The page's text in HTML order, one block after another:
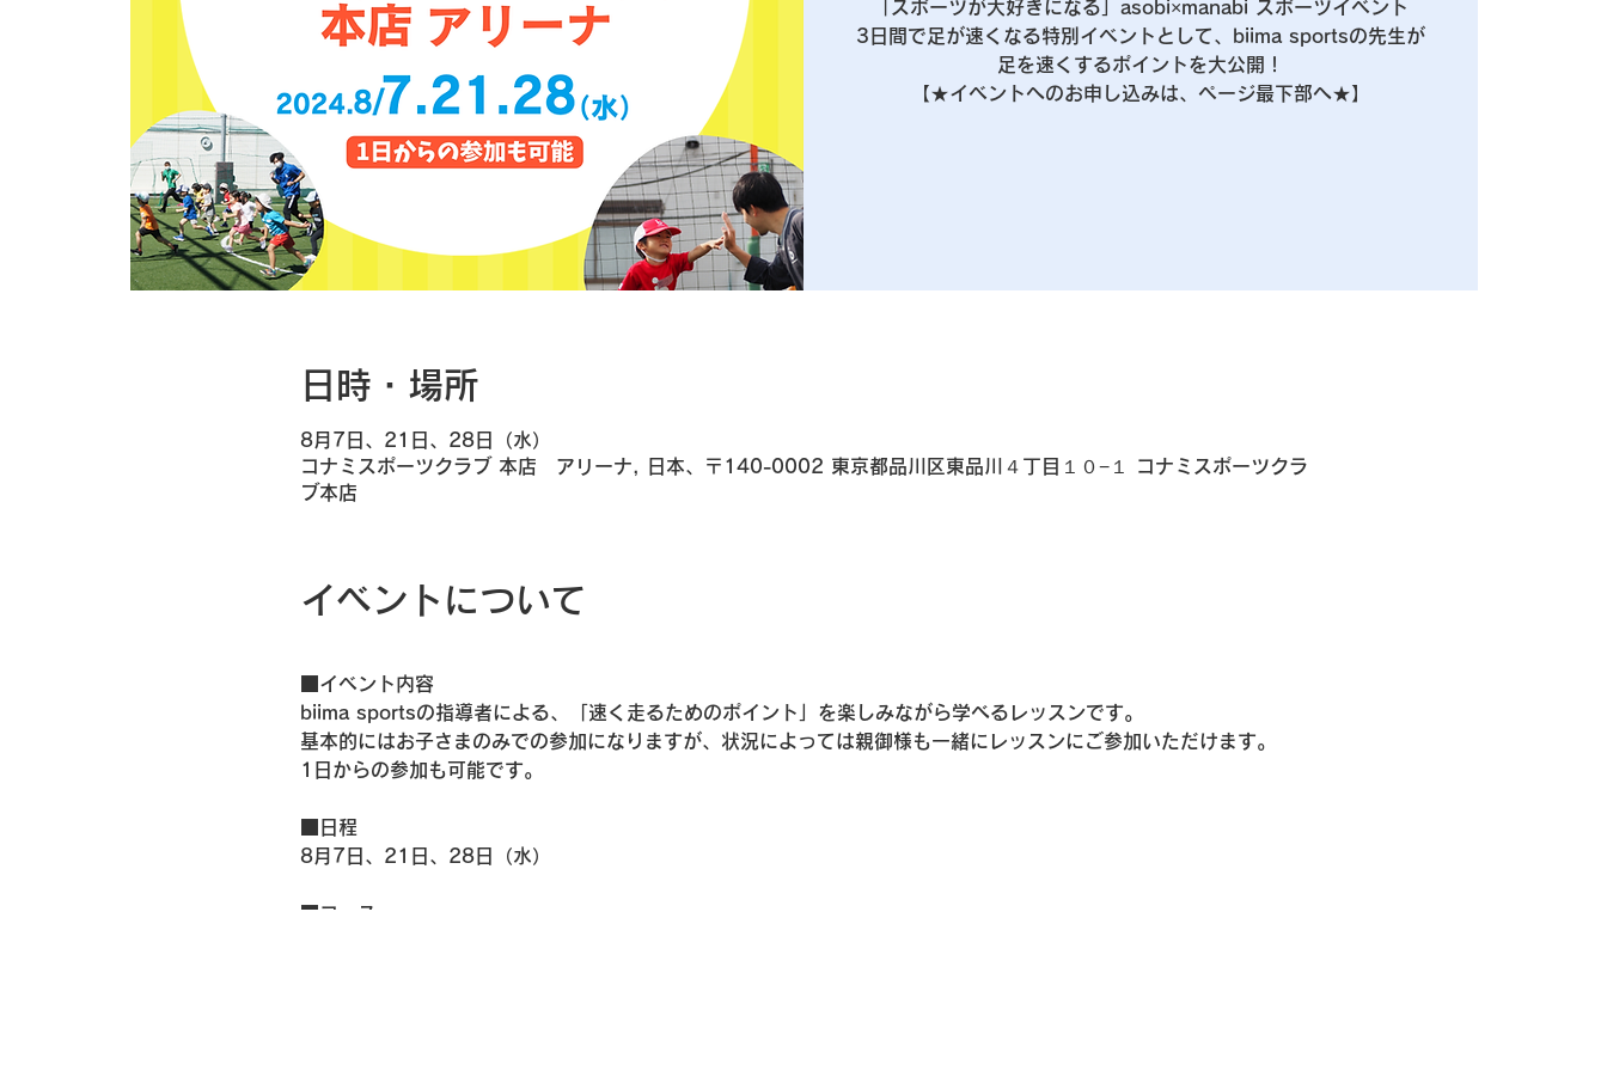
「スポーツが大好きになる」asobi×manabi スポーツイベント
3日間で足が速くなる特別イベントとして、biima sportsの先生が
足を速くするポイントを大公開！
日時・場所
8月7日、21日、28日（水）
コナミスポーツクラブ 本店 アリーナ, 日本、〒140-0002 東京都品川区東品川４丁目１０−１ コナミスポーツクラ
ブ本店
イベントについて
イベント内容
biima sportsの指導者による、「速く走るためのポイント」を楽しみながら学べるレッスンです。
基本的にはお子さまのみでの参加になりますが、状況によっては親御様も一緒にレッスンにご参加いただけます。
1日からの参加も可能です。
■日程
8月7日、21日、28日（水）
■コース